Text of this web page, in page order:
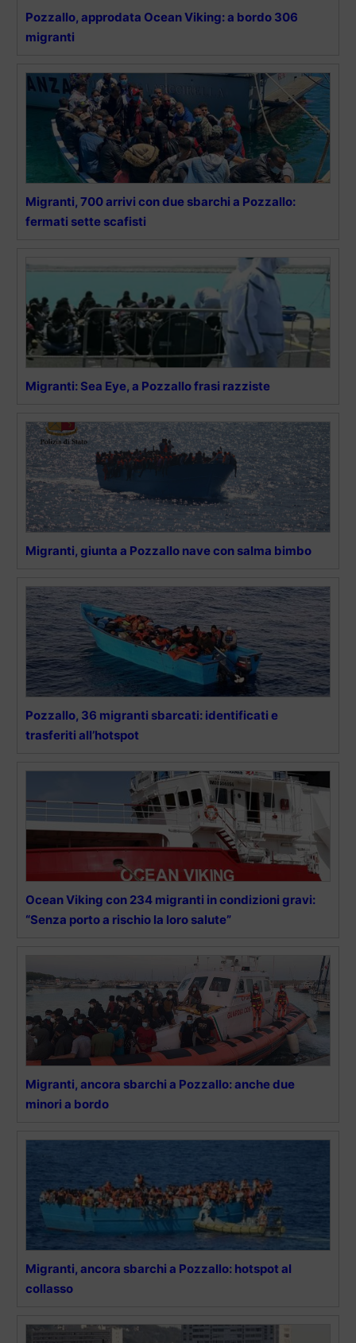
Pozzallo, approdata Ocean Viking: a bordo 306
migranti
Migranti, 700 arrivi con due sbarchi a Pozzallo:
fermati sette scafisti
Migranti: Sea Eye, a Pozzallo frasi razziste
Migranti, giunta a Pozzallo nave con salma bimbo
Pozzallo, 36 migranti sbarcati: identificati e
trasferiti all’hotspot
Ocean Viking con 234 migranti in condizioni gravi:
“Senza porto a rischio la loro salute”
Migranti, ancora sbarchi a Pozzallo: anche due
minori a bordo
Migranti, ancora sbarchi a Pozzallo: hotspot al
collasso